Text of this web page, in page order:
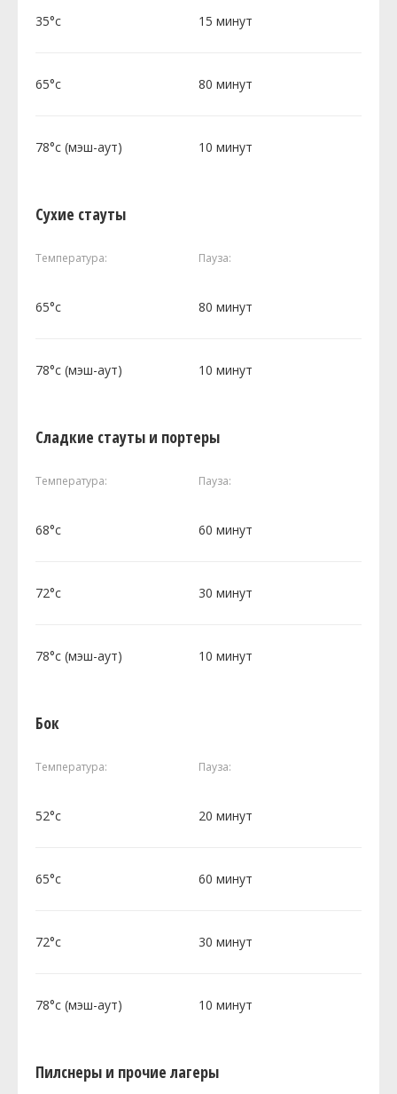
35°c 15 минут
65°c 80 минут
78°c (мэш-аут) 10 минут
Сухие стауты
Температура: Пауза:
65°c 80 минут
78°c (мэш-аут) 10 минут
Сладкие стауты и портеры
Температура: Пауза:
68°c 60 минут
72°c 30 минут
78°c (мэш-аут) 10 минут
Бок
Температура: Пауза:
52°c 20 минут
65°c 60 минут
72°c 30 минут
78°c (мэш-аут) 10 минут
Пилснеры и прочие лагеры